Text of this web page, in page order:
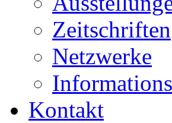
Zeitschriften
Netzwerke
Kontakt